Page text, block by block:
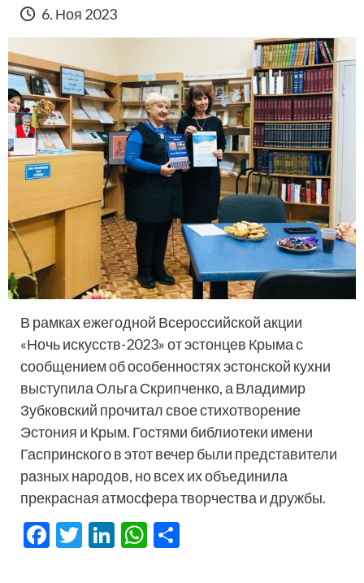
6. Ноя 2023
В рамках ежегодной Всероссийской акции
«Ночь искусств-2023» от эстонцев Крыма с
сообщением об особенностях эстонской кухни
выступила Ольга Скрипченко, а Владимир
Зубковский прочитал свое стихотворение
Эстония и Крым. Гостями библиотеки имени
Гаспринского в этот вечер были представители
разных народов, но всех их объединила
прекрасная атмосфера творчества и дружбы.
Facebook
Twitter
LinkedIn
WhatsApp